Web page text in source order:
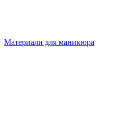
Материали для маникюра